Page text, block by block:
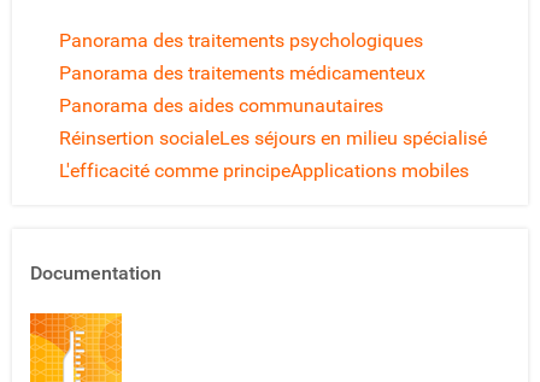
Panorama des traitements psychologiques
Panorama des traitements médicamenteux
Panorama des aides communautaires
Réinsertion socialeLes séjours en milieu spécialisé
L'efficacité comme principeApplications mobiles
Documentation